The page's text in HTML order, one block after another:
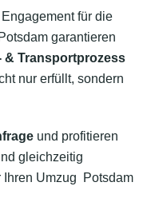
für die
garantieren
& Transportprozess
nur erfüllt, sondern
und profitieren
gleichzeitig
Ihren Umzug Potsdam